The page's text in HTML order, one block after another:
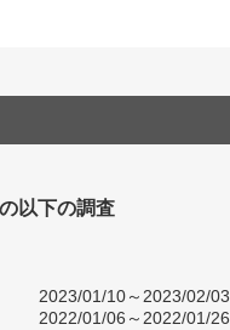
以下の調査
2023/01/10～2023/02/03
2022/01/06～2022/01/26